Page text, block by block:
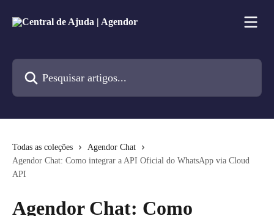
Todas as coleções
Agendor Chat
Agendor Chat: Como integrar a API Oficial do WhatsApp via Cloud
API
Agendor Chat: Como